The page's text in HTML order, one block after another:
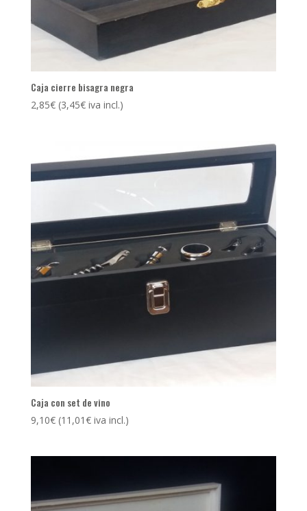
Caja cierre bisagra negra
2,85€ (3,45€iva incl.)
Caja con set de vino
9,10€ (11,01€iva incl.)